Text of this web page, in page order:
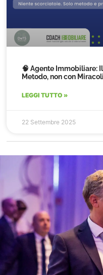
🧠 Agente Immobiliare:
Metodo, non con Miracoli
LEGGI TUTTO »
22 Settembre 2025